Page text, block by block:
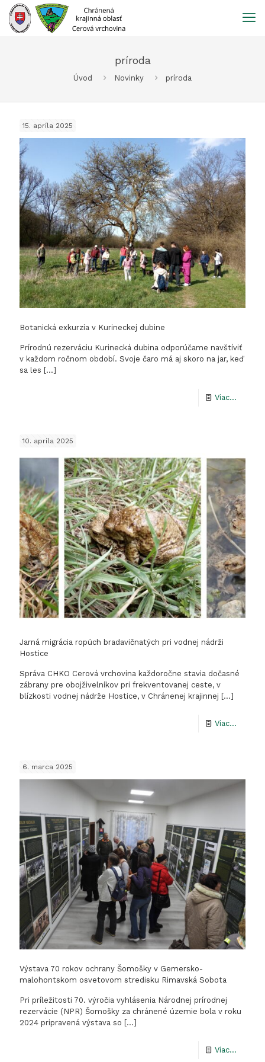
Prejsť
obsah
príroda
Úvod Novinky príroda
15. apríla 2025
Botanická exkurzia v Kurineckej dubine
Prírodnú rezerváciu Kurinecká dubina odporúčame navštíviť
v každom ročnom období. Svoje čaro má aj skoro na jar, keď
sa les […]
Viac...
dubine
10. apríla 2025
Jarná migrácia ropúch bradavičnatých pri vodnej nádrži
Hostice
Správa CHKO Cerová vrchovina každoročne stavia dočasné
zábrany pre obojživelníkov pri frekventovanej ceste, v
blízkosti vodnej nádrže Hostice, v Chránenej krajinnej […]
Viac...
vodnej
nádrži
Hostice
6. marca 2025
Výstava 70 rokov ochrany Šomošky v Gemersko-
malohontskom osvetovom stredisku Rimavská Sobota
Pri príležitosti 70. výročia vyhlásenia Národnej prírodnej
rezervácie (NPR) Šomošky za chránené územie bola v roku
2024 pripravená výstava so […]
Viac...